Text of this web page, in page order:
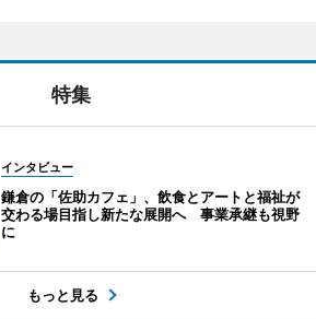
特集
インタビュー
鎌倉の「佐助カフェ」、飲食とアートと福祉が
交わる場目指し新たな展開へ 事業承継も視野
に
もっと見る